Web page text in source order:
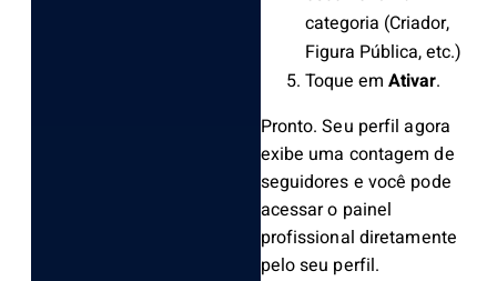
categoria (Criador,
Figura Pública, etc.)
Toque em Ativar.
Pronto. Seu perfil agora
exibe uma contagem de
seguidores e você pode
acessar o painel
profissional diretamente
pelo seu perfil.